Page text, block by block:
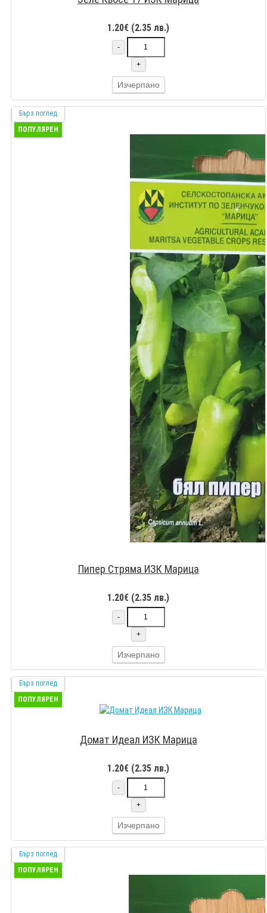
1.20€ (2.35 лв.)
-
+
Изчерпано
Бърз поглед
ПОПУЛЯРЕН
Пипер Стряма ИЗК Марица
1.20€ (2.35 лв.)
-
+
Изчерпано
Бърз поглед
ПОПУЛЯРЕН
Домат Идеал ИЗК Марица
1.20€ (2.35 лв.)
-
+
Изчерпано
Бърз поглед
ПОПУЛЯРЕН